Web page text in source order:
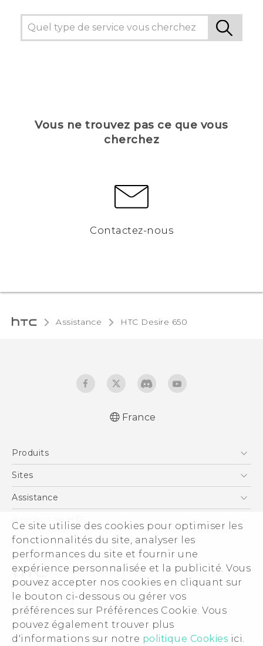
Ce site utilise des cookies pour optimiser les
fonctionnalités du site, analyser les
performances du site et fournir une
expérience personnalisée et la publicité. Vous
pouvez accepter nos cookies en cliquant sur
le bouton ci-dessous ou gérer vos
préférences sur Préférences Cookie. Vous
pouvez également trouver plus
d'informations sur notre politique Cookies ici.
Vous ne trouvez pas ce que vous
cherchez
Contactez-nous
Assistance HTC Desire 650‎
réglementation
English - Safety and regulatory guide
France
Produits
Smartphones
Vive
Accessoires
Sites
HTC Vive
HTC Pro
Assistance
eCommerce Support
À propos de HTC
ESG
Informations sur la société
Sécurité du produit
Politique de confidentialité
Cookie Preferences
Carrières
© 2011-2026 HTC Corporation
Mentions Légales